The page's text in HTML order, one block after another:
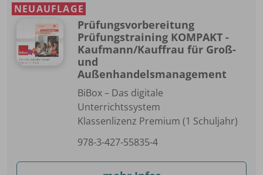
NEUAUFLAGE
Prüfungsvorbereitung
Prüfungstraining KOMPAKT -
Kaufmann/Kauffrau für Groß-
und
Außenhandelsmanagement
BiBox – Das digitale
Unterrichtssystem
Klassenlizenz Premium (1 Schuljahr)
978-3-427-55835-4